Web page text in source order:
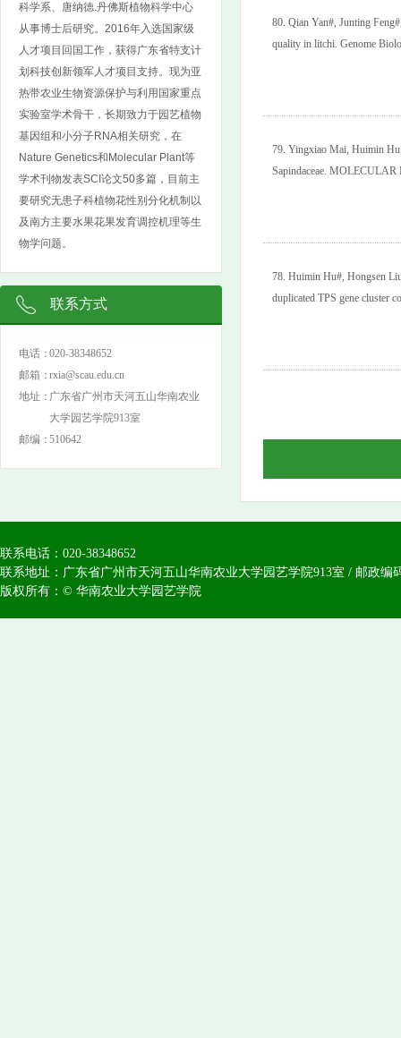
科学系、唐纳德.丹佛斯植物科学中心
从事博士后研究。2016年入选国家级
人才项目回国工作，获得广东省特支计
划科技创新领军人才项目支持。现为亚
热带农业生物资源保护与利用国家重点
实验室学术骨干，长期致力于园艺植物
基因组和小分子RNA相关研究，在
Nature Genetics和Molecular Plant等
学术刊物发表SCI论文50多篇，目前主
要研究无患子科植物花性别分化机制以
及南方主要水果花果发育调控机理等生
物学问题。
联系方式
电话：020-38348652
邮箱：rxia@scau.edu.cn
地址：广东省广州市天河五山华南农业
大学园艺学院913室
邮编：510642
80. Qian Yan#, Junting
quality in litchi. Genome
79. Yingxiao Mai, Huimin
Sapindaceae.
78. Huimin Hu#, Hongsen
duplicated TPS gene cluster
联系电话：020-38348652
联系地址：广东省广州市天河五山华南农业大学园艺学院913室 / 邮政编
版权所有：© 华南农业大学园艺学院